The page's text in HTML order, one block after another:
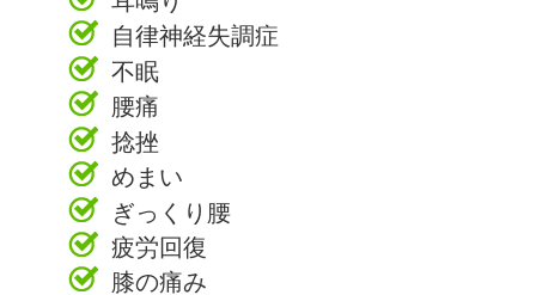
自律神経失調症
不眠
腰痛
捻挫
めまい
ぎっくり腰
疲労回復
膝の痛み